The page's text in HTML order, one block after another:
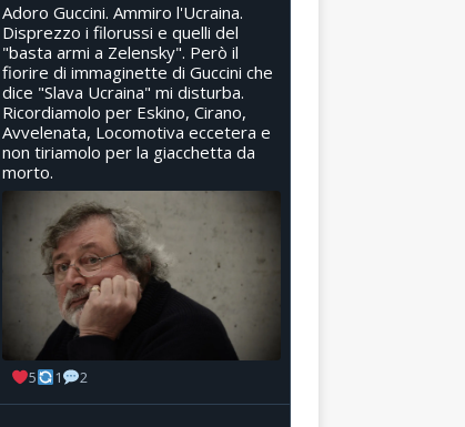
Adoro Guccini. Ammiro l'Ucraina.
Disprezzo i filorussi e quelli del
"basta armi a Zelensky". Però il
fiorire di immaginette di Guccini che
dice "Slava Ucraina" mi disturba.
Ricordiamolo per Eskino, Cirano,
Avvelenata, Locomotiva eccetera e
non tiriamolo per la giacchetta da
morto.
5 1 2